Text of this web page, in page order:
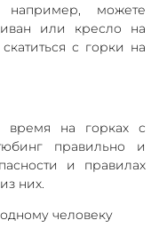
можете
или кресло на
с горки на
время на горках с
правильно и
и правилах
них.
человеку